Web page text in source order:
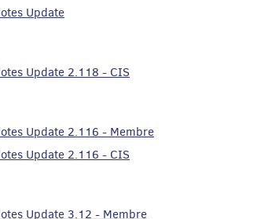
Update
Update 2.118 - CIS
Update 2.116 - Membre
Update 2.116 - CIS
Update 3.12 - Membre